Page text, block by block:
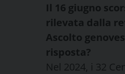
Il 16 giugno
rilevata dalla
Ascolto
risposta?
Nel 2024, i 32